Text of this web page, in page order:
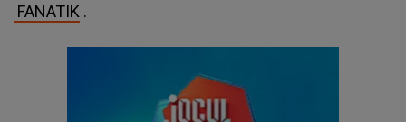
FANATIK .